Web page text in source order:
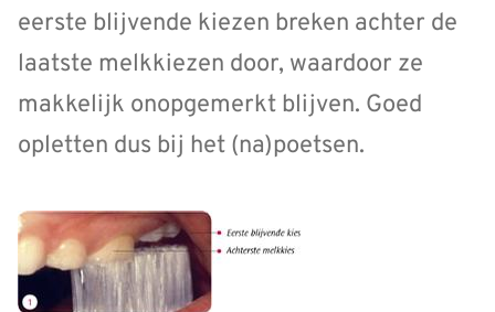
eerste blijvende kiezen breken achter de
laatste melkkiezen door, waardoor ze
makkelijk onopgemerkt blijven. Goed
opletten dus bij het (na)poetsen.